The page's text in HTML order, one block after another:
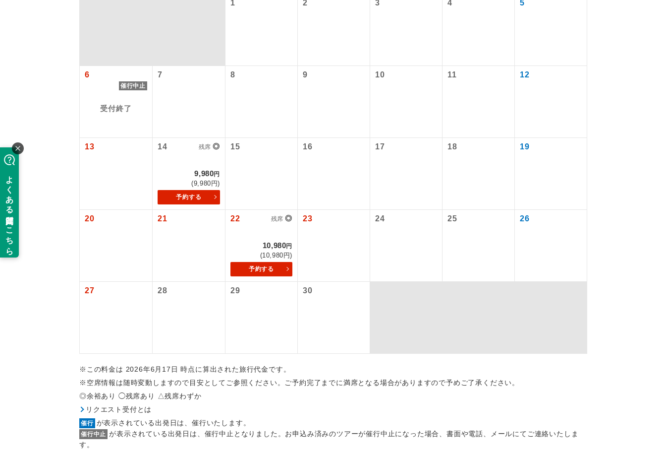
1 2 3 4 5
6
催行中止
受付終了
7 8 9 10 11 12
13 14 残席 ◎
9,980円
(9,980円)
予約する
15 16 17 18 19
20 21 22 残席 ◎
10,980円
(10,980円)
予約する
23 24 25 26
27 28 29 30
※この料金は 2026年6月17日 時点に算出された旅行代金です。
※空席情報は随時変動しますので目安としてご参照ください。ご予約完了までに満席となる場合がありますので予めご了承ください。
◎余裕あり ◯残席あり △残席わずか
リクエスト受付とは
催行 が表示されている出発日は、催行いたします。
催行中止 が表示されている出発日は、催行中止となりました。お申込み済みのツアーが催行中止になった場合、書面や電話、メールにてご連絡いたしま
す。
す。
バスガイド乗務
新コース 初登場のコースです。
ユネスコに登録されている文化遺産や自然遺産を訪ねるコー
スです。
絶景スポットに立ち寄るコースです。
全食事付き
全てのお食事が付いていますので、お食事の心配はいりませ
ん。（機内食を除く）
トラベルイヤホン
ができます。